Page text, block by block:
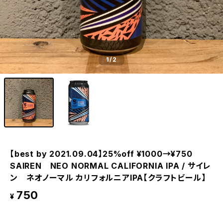
1/2
【best by 2021.09.04】25%off ¥1000→¥750
SAIREN NEO NORMAL CALIFORNIA IPA / サイレ
ン ネオノーマル カリフォルニアIPA【クラフトビール】
¥ 750